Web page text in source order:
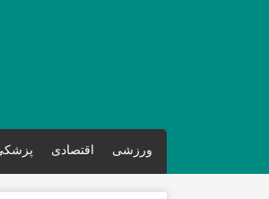
ورزشی اقتصادی